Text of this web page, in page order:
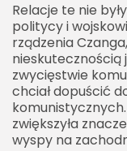
Relacje te nie
politycy i
rządzenia
nieskutecznością
zwycięstwie
chciał dopuścić
zwiększyła
wyspy na